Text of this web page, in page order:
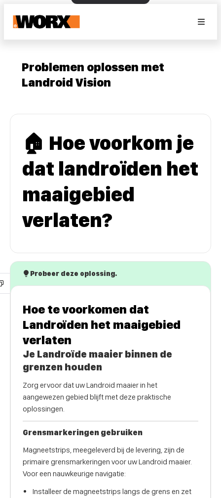
Problemen oplossen met
Landroid Vision
🏠 Hoe voorkom je
dat landroïden het
maaigebied
verlaten?
Probeer deze oplossing.
Hoe te voorkomen dat
Landroïden het maaigebied
verlaten
Je Landroïde maaier binnen de
grenzen houden
Zorg ervoor dat uw Landroid maaier in het
aangewezen gebied blijft met deze praktische
oplossingen.
Grensmarkeringen gebruiken
Magneetstrips, meegeleverd bij de levering, zijn de
primaire grensmarkeringen voor uw Landroid maaier.
Voor een nauwkeurige navigatie:
Installeer de magneetstrips langs de grens en zet